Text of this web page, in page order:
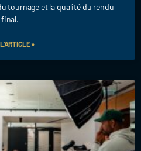
tournage et la qualité du rendu
final.
»